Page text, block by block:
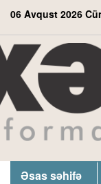
06 Avqust 2026
Əsas səhifə